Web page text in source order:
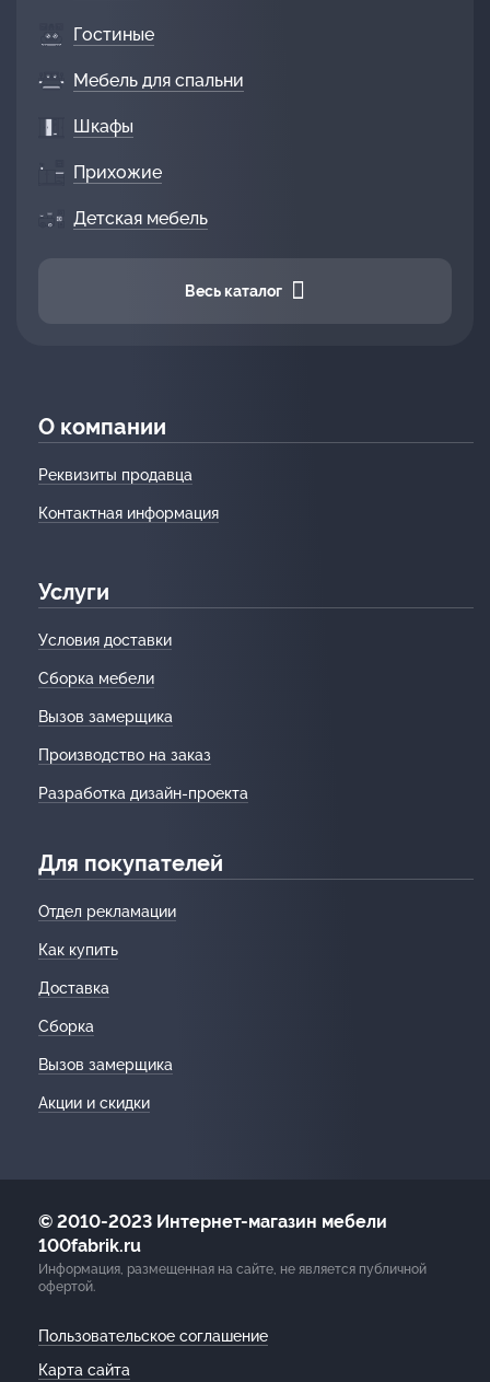
Гостиные
Мебель для спальни
Шкафы
Прихожие
Детская мебель
Весь каталог
О компании
Реквизиты продавца
Контактная информация
Услуги
Условия доставки
Сборка мебели
Вызов замерщика
Производство на заказ
Разработка дизайн-проекта
Для покупателей
Отдел рекламации
Как купить
Доставка
Сборка
Вызов замерщика
Акции и скидки
© 2010-2023 Интернет-магазин мебели
100fabrik.ru
Информация, размещенная на сайте, не является публичной
офертой.
Пользовательское соглашение
Карта сайта